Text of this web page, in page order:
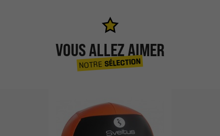
VOUS ALLEZ AIMER
NOTRESÉLECTION